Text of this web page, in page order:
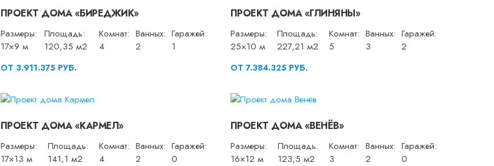
ПРОЕКТ ДОМА «БИРЕДЖИК»
Размеры:
17×9 м
Площадь:
120,35 м2
Комнат:
4
Ванных:
2
Гаражей:
1
ОТ 3.911.375 РУБ.
ПРОЕКТ ДОМА «ГЛИНЯНЫ»
Размеры:
25×10 м
Площадь:
227,21 м2
Комнат:
5
Ванных:
3
Гаражей:
2
ОТ 7.384.325 РУБ.
ПРОЕКТ ДОМА «КАРМЕЛ»
Размеры:
17×13 м
Площадь:
141,1 м2
Комнат:
4
Ванных:
2
Гаражей:
0
ПРОЕКТ ДОМА «ВЕНЁВ»
Размеры:
16×12 м
Площадь:
123,5 м2
Комнат:
3
Ванных:
2
Гаражей:
0